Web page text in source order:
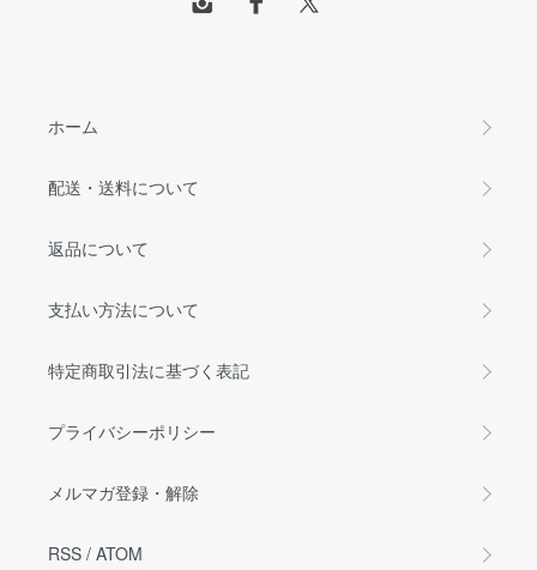
ホーム
配送・送料について
返品について
支払い方法について
特定商取引法に基づく表記
プライバシーポリシー
メルマガ登録・解除
RSS / ATOM